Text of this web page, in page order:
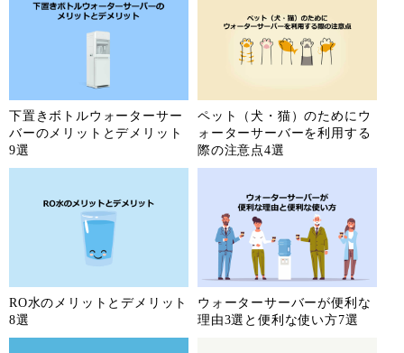
下置きボトルウォーターサー
バーのメリットとデメリット
9選
ペット（犬・猫）のためにウ
ォーターサーバーを利用する
際の注意点4選
RO水のメリットとデメリット
8選
ウォーターサーバーが便利な
理由3選と便利な使い方7選